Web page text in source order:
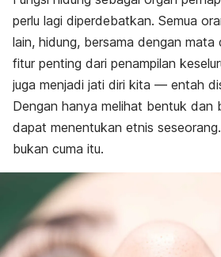
perlu lagi diperdebatkan. Semua
lain, hidung, bersama dengan mata
fitur penting dari penampilan
juga menjadi jati diri kita — entah
Dengan hanya melihat bentuk dan
dapat menentukan etnis
bukan cuma itu.